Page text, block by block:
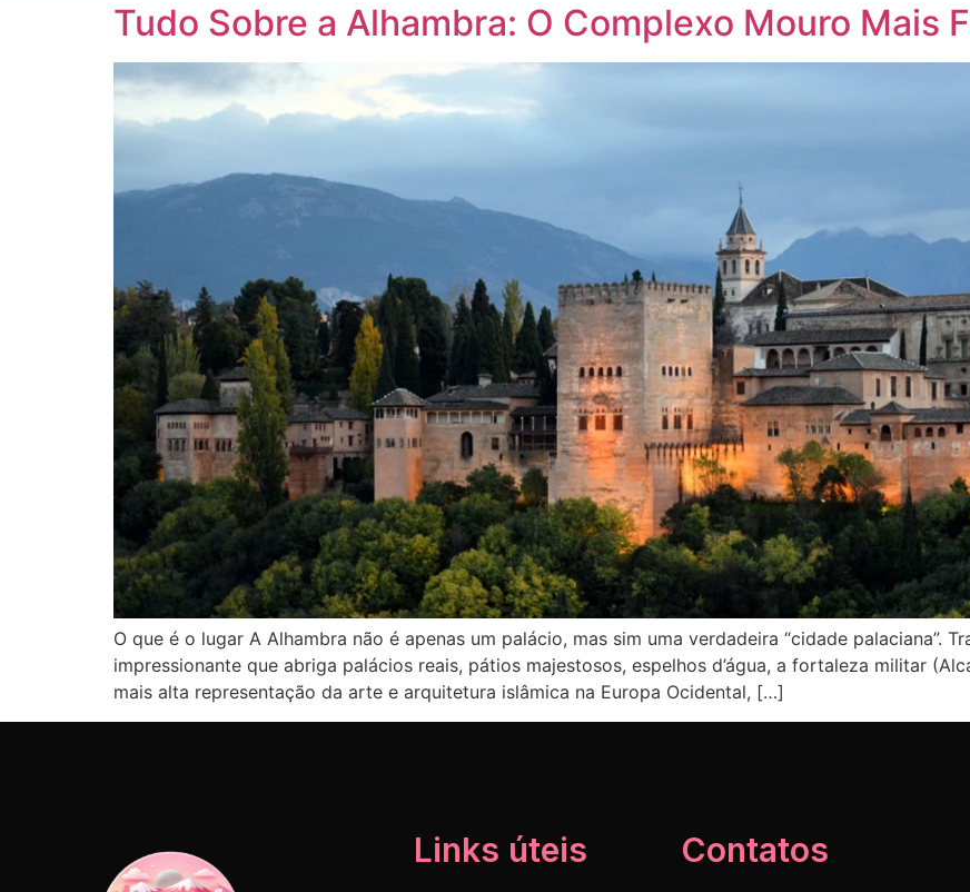
Tudo Sobre a Alhambra: O Complexo Mouro Mais
O que é o lugar A Alhambra não é apenas um palácio, mas sim uma verdadeira “cidade palaciana”.
impressionante que abriga palácios reais, pátios majestosos, espelhos d’água, a fortaleza militar
mais alta representação da arte e arquitetura islâmica na Europa Ocidental, […]
Links úteis Contatos